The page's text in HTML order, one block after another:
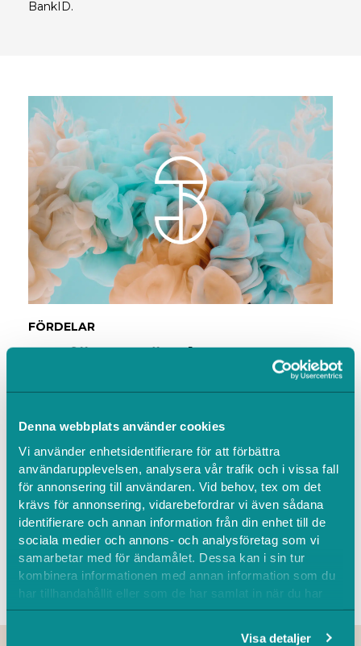
Denna webbplats använder cookies
Vi använder enhetsidentifierare för att förbättra
användarupplevelsen, analysera vår trafik och i vissa fall
för annonsering till användaren. Vid behov, tex om det
krävs för annonsering, vidarebefordrar vi även sådana
identifierare och annan information från din enhet till de
sociala medier och annons- och analysföretag som vi
samarbetar med för ändamålet. Dessa kan i sin tur
kombinera informationen med annan information som du
har tillhandahållit eller som de har samlat in när du har
använt deras tjänster.
Visa detaljer
BankID.
FÖRDELAR
Varför använda Bokas
journal?
Enkel, lättanvänd och säker
Följer Socialstyrelsens regler
All information är krypterad och inloggning sker
via BankID